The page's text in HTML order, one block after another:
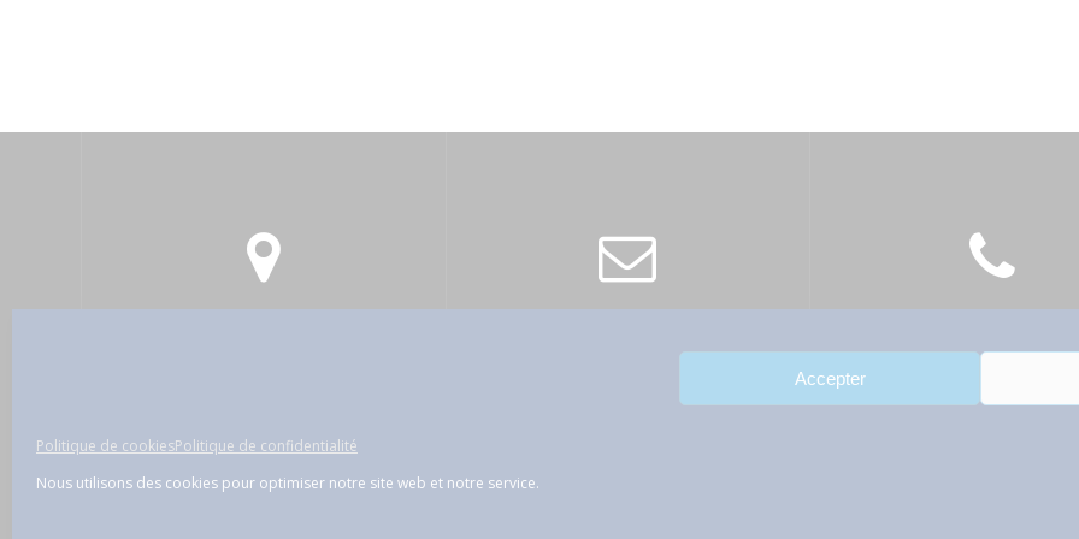
Nous utilisons des cookies pour optimiser notre site web et notre service.
Accepter
Politique de cookiesPolitique de confidentialité
Politique de confidentialité